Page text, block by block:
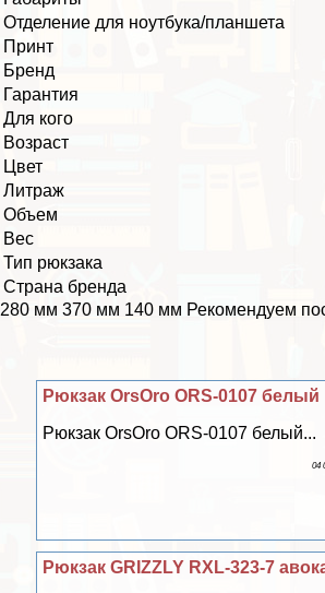
Отделение для ноутбука/планшета
Принт
Бренд
Гарантия
Для кого
Возраст
Цвет
Литраж
Объем
Вес
Тип рюкзака
Страна бренда
280 мм 370 мм 140 мм Рекомендуем
Рюкзак OrsOro ORS-0107 белый
Рюкзак OrsOro ORS-0107 белый...
04
Рюкзак GRIZZLY RXL-323-7